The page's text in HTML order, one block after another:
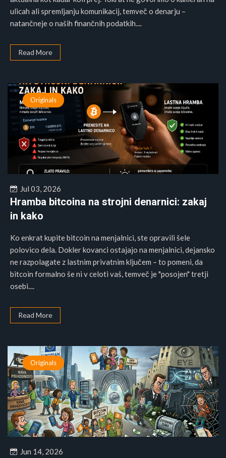
ulicah ali spremljanju komunikacij, temveč o denarju –
natančneje o naših finančnih podatkih....
Read More
Originals
Jul 03, 2026
Hramba bitcoina na strojni denarnici: zakaj
in kako
Ko enkrat kupite bitcoin na menjalnici, ste opravili šele
polovico dela. Dokler kovanci ostajajo na menjalnici, dejansko
ne razpolagate z lastnim privatnim ključem – to pomeni, da
bitcoin formalno še ni v celoti vaš, temveč je "posojen" tretji
osebi....
Read More
Originals
Jun 14, 2026